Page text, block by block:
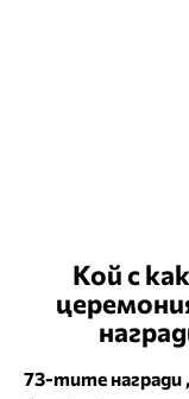
Кой с
73-тите награди